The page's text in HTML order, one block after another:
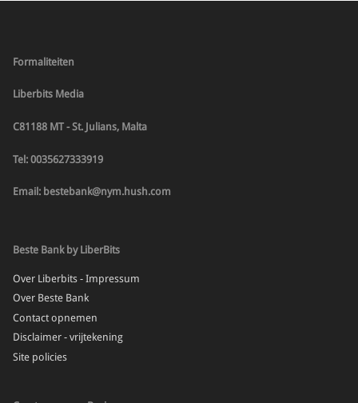
Formaliteiten
Liberbits Media
C81188 MT - St. Julians, Malta
Tel: 0035627333919
Email: bestebank@nym.hush.com
Beste Bank by LiberBits
Over Liberbits - Impressum
Over Beste Bank
Contact opnemen
Disclaimer - vrijtekening
Site policies